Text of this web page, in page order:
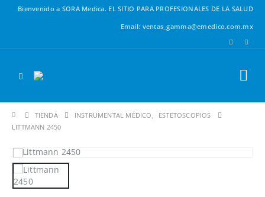
Bienvenido a SORA Medica. EL SITIO PARA PROFESIONALES DE LA SALUD
Email: ventas_gamma@emedico.com.mx
TIENDA INSTRUMENTAL MÉDICO ,
ESTETOSCOPIOS
LITTMANN 2450